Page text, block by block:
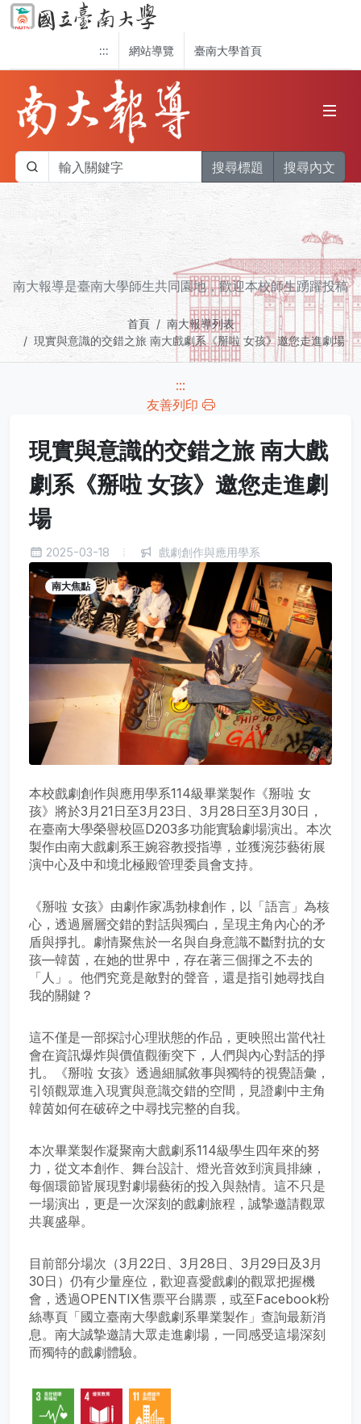
::: 網站導覽 臺南大學首頁
搜尋標題 搜尋內文
南大報導是臺南大學師生共同園地，歡迎本校師生踴躍投稿
首頁
南大報導列表
現實與意識的交錯之旅 南大戲劇系《掰啦 女孩》邀您走進劇場
:::
友善列印
現實與意識的交錯之旅 南大戲
劇系《掰啦 女孩》邀您走進劇
場
2025-03-18 戲劇創作與應用學系
南大焦點
本校戲劇創作與應用學系114級畢業製作《掰啦 女
孩》將於3月21日至3月23日、3月28日至3月30日，
在臺南大學榮譽校區D203多功能實驗劇場演出。本次
製作由南大戲劇系王婉容教授指導，並獲涴莎藝術展
演中心及中和境北極殿管理委員會支持。
《掰啦 女孩》由劇作家馮勃棣創作，以「語言」為核
心，透過層層交錯的對話與獨白，呈現主角內心的矛
盾與掙扎。劇情聚焦於一名與自身意識不斷對抗的女
孩—韓茵，在她的世界中，存在著三個揮之不去的
「人」。他們究竟是敵對的聲音，還是指引她尋找自
我的關鍵？
這不僅是一部探討心理狀態的作品，更映照出當代社
會在資訊爆炸與價值觀衝突下，人們與內心對話的掙
扎。《掰啦 女孩》透過細膩敘事與獨特的視覺語彙，
引領觀眾進入現實與意識交錯的空間，見證劇中主角
韓茵如何在破碎之中尋找完整的自我。
本次畢業製作凝聚南大戲劇系114級學生四年來的努
力，從文本創作、舞台設計、燈光音效到演員排練，
每個環節皆展現對劇場藝術的投入與熱情。這不只是
一場演出，更是一次深刻的戲劇旅程，誠摯邀請觀眾
共襄盛舉。
目前部分場次（3月22日、3月28日、3月29日及3月
30日）仍有少量座位，歡迎喜愛戲劇的觀眾把握機
會，透過OPENTIX售票平台購票，或至Facebook粉
絲專頁「國立臺南大學戲劇系畢業製作」查詢最新消
息。南大誠摯邀請大眾走進劇場，一同感受這場深刻
而獨特的戲劇體驗。